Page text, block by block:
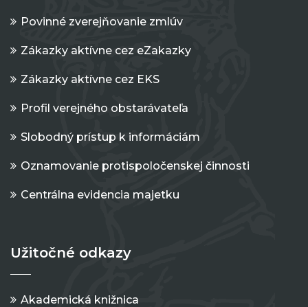
Povinné zverejňovanie zmlúv
Zákazky aktívne cez eZakazky
Zákazky aktívne cez EKS
Profil verejného obstarávateľa
Slobodný prístup k informáciám
Oznamovanie protispoločenskej činnosti
Centrálna evidencia majetku
Užitočné odkazy
Akademická knižnica